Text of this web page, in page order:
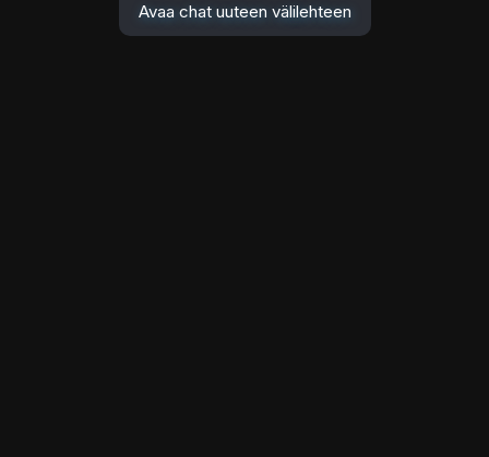
Avaa chat uuteen välilehteen